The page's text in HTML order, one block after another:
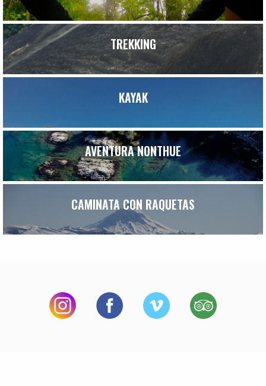
TREKKING
KAYAK
AVENTURA NONTHUE
CAMINATA CON RAQUETAS